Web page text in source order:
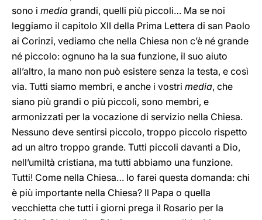
sono i media grandi, quelli più piccoli… Ma se noi
leggiamo il capitolo XII della Prima Lettera di san Paolo
ai Corinzi, vediamo che nella Chiesa non c’è né grande
né piccolo: ognuno ha la sua funzione, il suo aiuto
all’altro, la mano non può esistere senza la testa, e così
via. Tutti siamo membri, e anche i vostri media, che
siano più grandi o più piccoli, sono membri, e
armonizzati per la vocazione di servizio nella Chiesa.
Nessuno deve sentirsi piccolo, troppo piccolo rispetto
ad un altro troppo grande. Tutti piccoli davanti a Dio,
nell’umiltà cristiana, ma tutti abbiamo una funzione.
Tutti! Come nella Chiesa… Io farei questa domanda: chi
è più importante nella Chiesa? Il Papa o quella
vecchietta che tutti i giorni prega il Rosario per la